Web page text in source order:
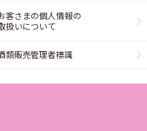
客さまの個人情報の
扱いについて
類販売管理者標識